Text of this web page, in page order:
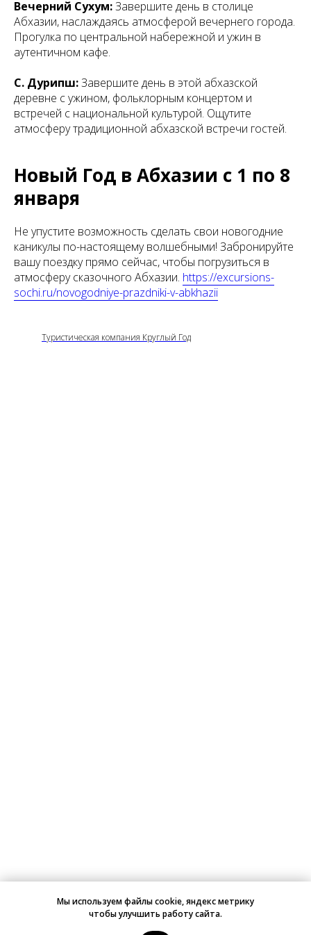
Вечерний Сухум:Завершите день в столице
Абхазии, наслаждаясь атмосферой вечернего города.
Прогулка по центральной набережной и ужин в
аутентичном кафе.
С. Дурипш:Завершите день в этой абхазской
деревне с ужином, фольклорным концертом и
встречей с национальной культурой. Ощутите
атмосферу традиционной абхазской встречи гостей.
Новый Год в Абхазии с 1 по 8
января
Не упустите возможность сделать свои новогодние
каникулы по-настоящему волшебными! Забронируйте
вашу поездку прямо сейчас, чтобы погрузиться в
атмосферу сказочного Абхазии. https://excursions-
sochi.ru/novogodniye-prazdniki-v-abkhazii
Туристическая компания Круглый Год
Мы используем файлы cookie, яндекс метрику
чтобы улучшить работу сайта.